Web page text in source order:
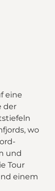
eine
der
wo
und
Tour
einem